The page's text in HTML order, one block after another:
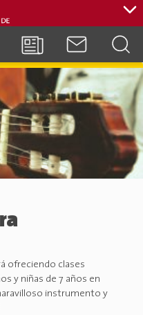
ofreciendo clases
y niñas de 7 años en
instrumento y